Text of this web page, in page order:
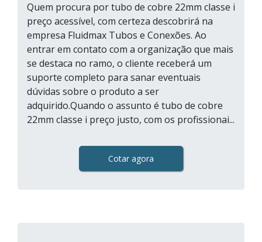
Quem procura por tubo de cobre 22mm classe i
preço acessível, com certeza descobrirá na
empresa Fluidmax Tubos e Conexões. Ao
entrar em contato com a organização que mais
se destaca no ramo, o cliente receberá um
suporte completo para sanar eventuais
dúvidas sobre o produto a ser
adquirido.Quando o assunto é tubo de cobre
22mm classe i preço justo, com os profissionai...
Cotar agora